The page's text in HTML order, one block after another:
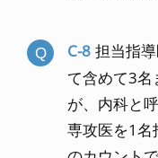
C-8 担当指
て含めて3名
が、内科と
専攻医を1名